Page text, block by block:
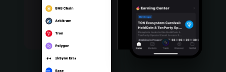
Português (Portugal)
Bahasa Indonesia